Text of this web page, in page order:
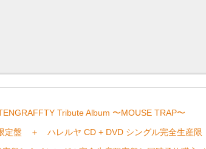
Tribute Album 〜MOUSE TRAP〜
定盤 ＋ ハレルヤ CD + DVD シングル完全生産限